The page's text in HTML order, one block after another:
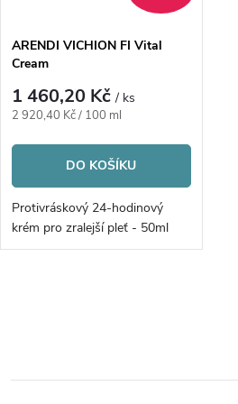
p
r
o
d
u
ů
s
p
r
o
d
u
ARENDI VICHION FI Vital
Cream
1 460,20 Kč/ ks
Měrná
2 920,40 Kč / 100 ml
DO KOŠÍKU
Protivráskový 24-hodinový
krém pro zralejší pleť - 50ml
l